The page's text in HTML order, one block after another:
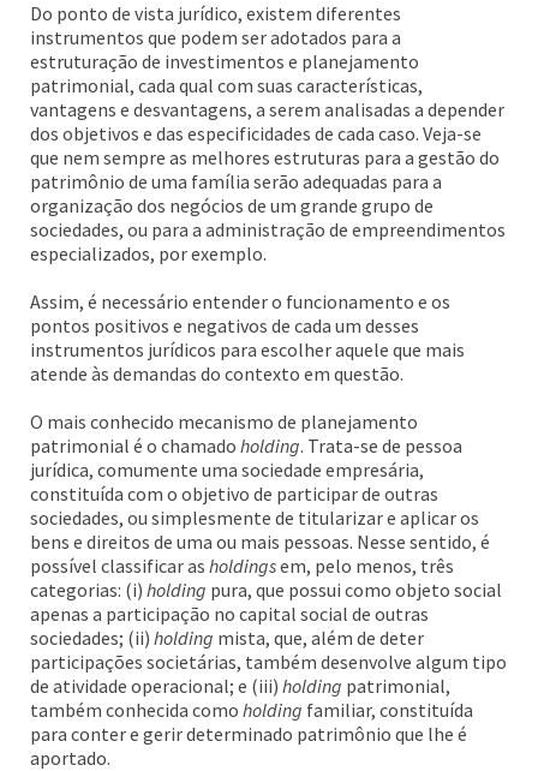
Do ponto de vista jurídico, existem diferentes
instrumentos que podem ser adotados para a
estruturação de investimentos e planejamento
patrimonial, cada qual com suas características,
vantagens e desvantagens, a serem analisadas a depender
dos objetivos e das especificidades de cada caso. Veja-se
que nem sempre as melhores estruturas para a gestão do
patrimônio de uma família serão adequadas para a
organização dos negócios de um grande grupo de
sociedades, ou para a administração de empreendimentos
especializados, por exemplo.
Assim, é necessário entender o funcionamento e os
pontos positivos e negativos de cada um desses
instrumentos jurídicos para escolher aquele que mais
atende às demandas do contexto em questão.
O mais conhecido mecanismo de planejamento
patrimonial é o chamado holding. Trata-se de pessoa
jurídica, comumente uma sociedade empresária,
constituída com o objetivo de participar de outras
sociedades, ou simplesmente de titularizar e aplicar os
bens e direitos de uma ou mais pessoas. Nesse sentido, é
possível classificar as holdingsem, pelo menos, três
categorias: (i) holding pura, que possui como objeto social
apenas a participação no capital social de outras
sociedades; (ii) holding mista, que, além de deter
participações societárias, também desenvolve algum tipo
de atividade operacional; e (iii) holding patrimonial,
também conhecida como holding familiar, constituída
para conter e gerir determinado patrimônio que lhe é
aportado.